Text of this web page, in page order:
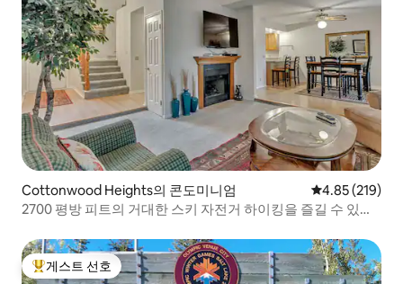
Cottonwood Heights의 콘도미니엄 평점 4.85점(5
4.85 (219)
2700 평방 피트의 거대한 스키 자전거 하이킹을 즐길 수 있는
상위 게스트 선호
게스트 선호